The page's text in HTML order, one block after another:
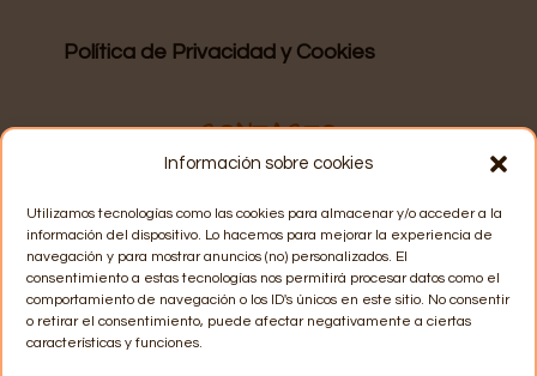
Información sobre cookies
Utilizamos tecnologías como las cookies para almacenar y/o acceder a la
información del dispositivo. Lo hacemos para mejorar la experiencia de
navegación y para mostrar anuncios (no) personalizados. El
consentimiento a estas tecnologías nos permitirá procesar datos como el
comportamiento de navegación o los ID's únicos en este sitio. No consentir
o retirar el consentimiento, puede afectar negativamente a ciertas
características y funciones.
Política de Privacidad y Cookies
CONTACTO
WhatsApp: 628 15 57 06
Email: info@recuerdosmarey.com
Horario de atención